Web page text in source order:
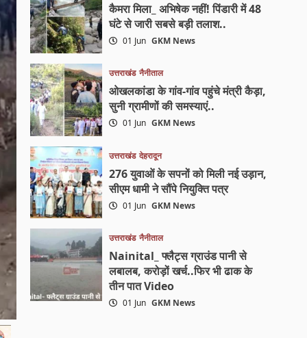
कैमरा मिला_ अभिषेक नहीं! पिंडारी में 48
घंटे से जारी सबसे बड़ी तलाश..
01 Jun GKM News
उत्तराखंड नैनीताल
ओखलकांडा के गांव-गांव पहुंचे मंत्री कैड़ा,
सुनी ग्रामीणों की समस्याएं..
01 Jun GKM News
उत्तराखंड देहरादून
276 युवाओं के सपनों को मिली नई उड़ान,
सीएम धामी ने सौंपे नियुक्ति पत्र
01 Jun GKM News
उत्तराखंड नैनीताल
Nainital_ फ्लैट्स ग्राउंड पानी से
लबालब, करोड़ों खर्च..फिर भी ढाक के
तीन पात Video
01 Jun GKM News